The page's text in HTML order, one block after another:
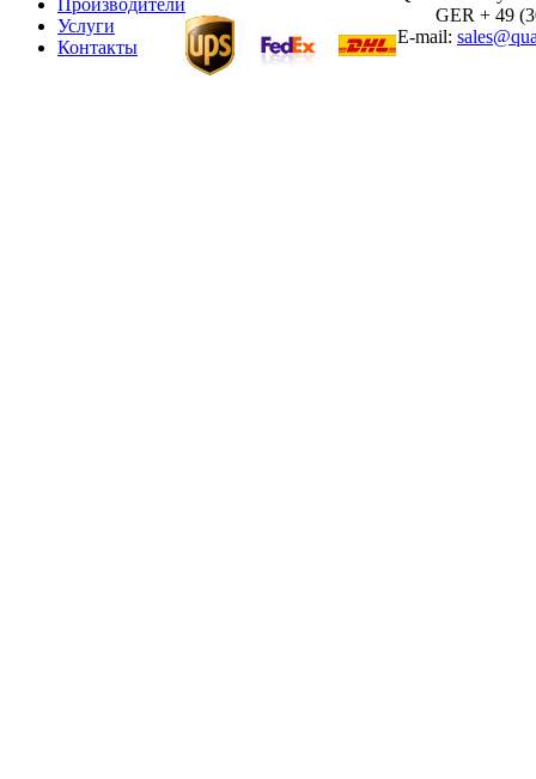
Производители
Услуги
Контакты
GER + 49
E-mail: